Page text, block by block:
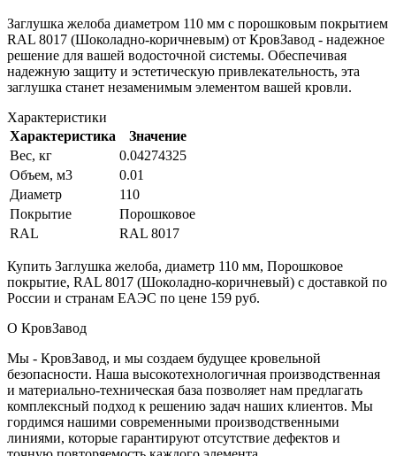
Заглушка желоба диаметром 110 мм с порошковым покрытием
RAL 8017 (Шоколадно-коричневым) от КровЗавод - надежное
решение для вашей водосточной системы. Обеспечивая
надежную защиту и эстетическую привлекательность, эта
заглушка станет незаменимым элементом вашей кровли.
Характеристики
Характеристика
Значение
Вес, кг
0.04274325
Объем, м3
0.01
Диаметр
110
Покрытие
Порошковое
RAL
RAL 8017
Купить Заглушка желоба, диаметр 110 мм, Порошковое
покрытие, RAL 8017 (Шоколадно-коричневый) с доставкой по
России и странам ЕАЭС по цене 159 руб.
О КровЗавод
Мы - КровЗавод, и мы создаем будущее кровельной
безопасности. Наша высокотехнологичная производственная
и материально-техническая база позволяет нам предлагать
комплексный подход к решению задач наших клиентов. Мы
гордимся нашими современными производственными
линиями, которые гарантируют отсутствие дефектов и